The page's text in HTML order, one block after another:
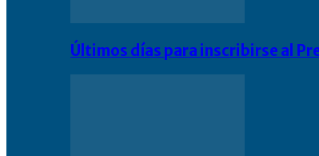
Últimos días para inscribirse al